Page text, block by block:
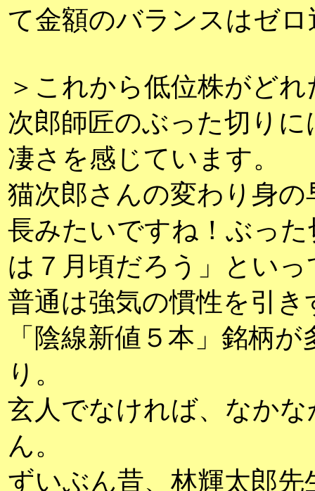
て金額のバランスはゼ
＞これから低位株がど
次郎師匠のぶった切り
凄さを感じています。
猫次郎さんの変わり身
長みたいですね！ぶっ
は７月頃だろう」とい
普通は強気の慣性を引
「陰線新値５本」銘柄
り。
玄人でなければ、なか
ん。
ずいぶん昔、林輝太郎